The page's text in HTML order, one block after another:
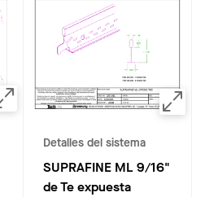
Detalles del sistema
SUPRAFINE ML 9/16"
de Te expuesta